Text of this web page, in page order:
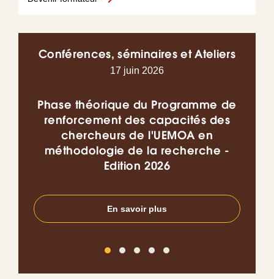
Conférences, séminaires et Ateliers
17 juin 2026
Phase théorique du Programme de
renforcement des capacités des
chercheurs de l'UEMOA en
méthodologie de la recherche -
Edition 2026
En savoir plus